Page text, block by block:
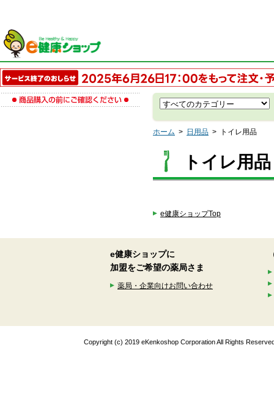
ホーム > 日用品 > トイレ用品
トイレ用品
e健康ショップTop
e健康ショップに
加盟をご希望の薬局さま
薬局・企業向けお問い合わせ
Copyright (c) 2019 eKenkoshop Corporation All Rights